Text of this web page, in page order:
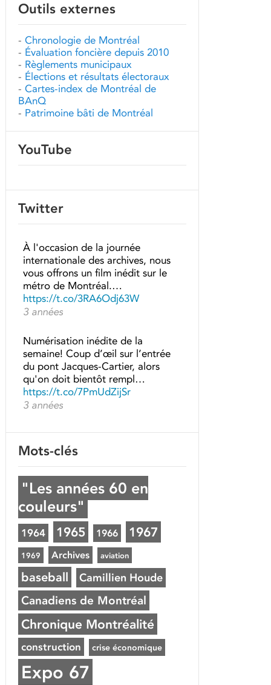
Outils externes
- Chronologie de Montréal
- Évaluation foncière depuis 2010
- Règlements municipaux
- Élections et résultats électoraux
- Cartes-index de Montréal de
BAnQ
- Patrimoine bâti de Montréal
YouTube
Twitter
À l'occasion de la journée
internationale des archives, nous
vous offrons un film inédit sur le
métro de Montréal.…
https://t.co/3RA6Odj63W
3 années
Numérisation inédite de la
semaine! Coup d’œil sur l’entrée
du pont Jacques-Cartier, alors
qu'on doit bientôt rempl…
https://t.co/7PmUdZijSr
3 années
Mots-clés
"Les années 60 en
couleurs"
1964 1965 1966 1967
1969 Archives aviation
baseball Camillien Houde
Canadiens de Montréal
Chronique Montréalité
construction crise économique
Expo 67